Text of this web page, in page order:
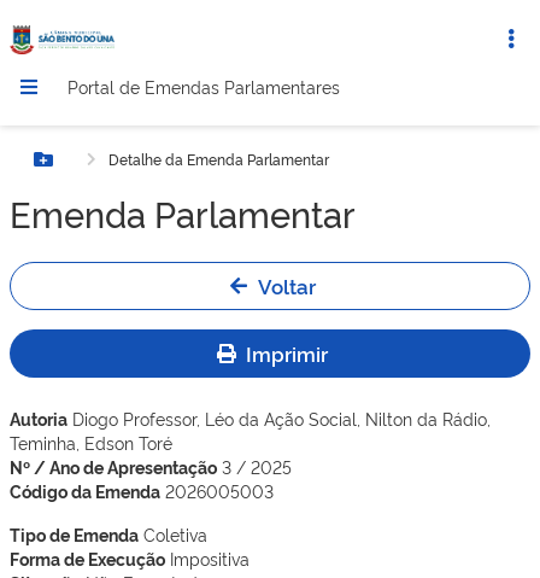
Portal de Emendas Parlamentares
Botão MenuDetalhe da Emenda Parlamentar
Emenda Parlamentar
Voltar
Imprimir
Autoria Diogo Professor, Léo da Ação Social, Nilton da Rádio,
Teminha, Edson Toré
Nº / Ano de Apresentação 3 / 2025
Código da Emenda 2026005003
Tipo de Emenda Coletiva
Forma de Execução Impositiva